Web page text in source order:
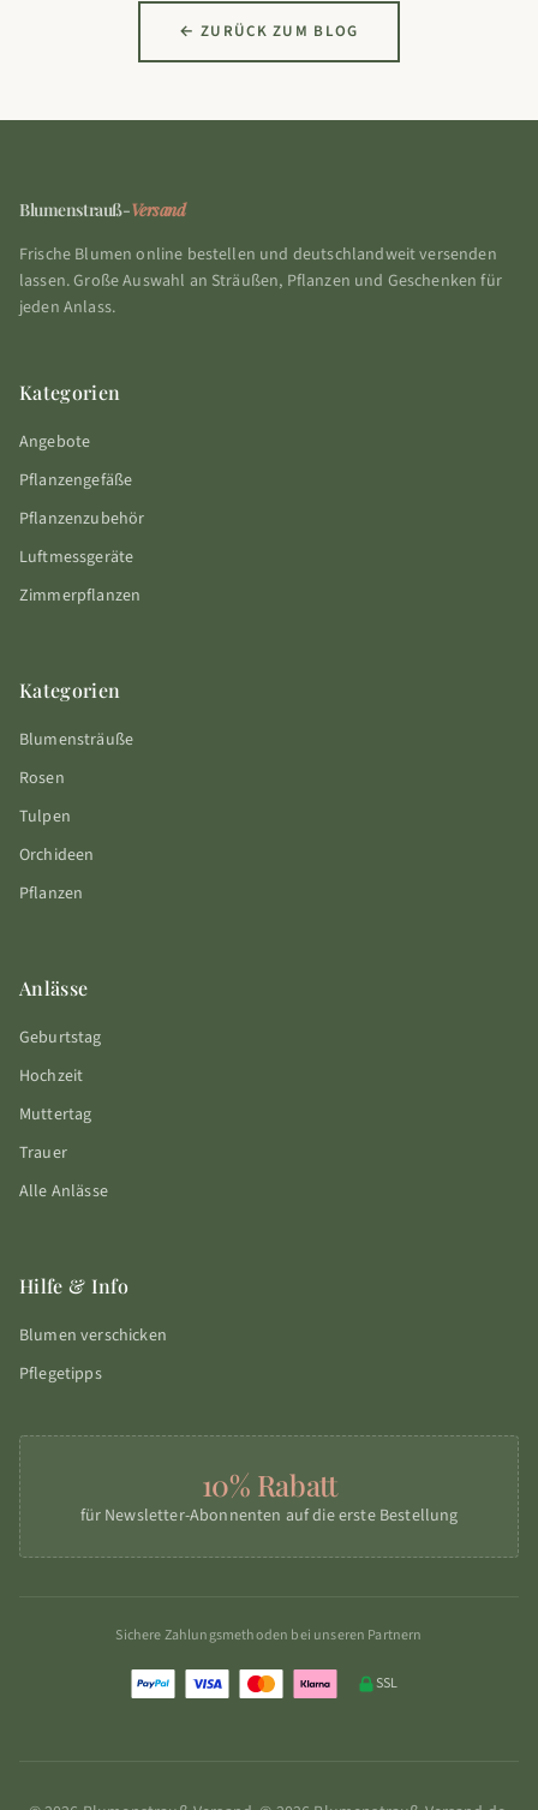
← ZURÜCK ZUM BLOG
Blumenstrauß-Versand
Frische Blumen online bestellen und deutschlandweit versenden
lassen. Große Auswahl an Sträußen, Pflanzen und Geschenken für
jeden Anlass.
Kategorien
Angebote
Pflanzengefäße
Pflanzenzubehör
Luftmessgeräte
Zimmerpflanzen
Kategorien
Blumensträuße
Rosen
Tulpen
Orchideen
Pflanzen
Anlässe
Geburtstag
Hochzeit
Muttertag
Trauer
Alle Anlässe
Hilfe & Info
Blumen verschicken
Pflegetipps
10% Rabatt
für Newsletter-Abonnenten auf die erste Bestellung
Sichere Zahlungsmethoden bei unseren Partnern
SSL